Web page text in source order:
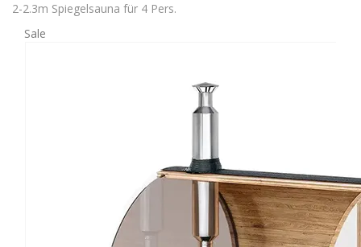
2-2.3m Spiegelsauna für 4 Pers.
Sale